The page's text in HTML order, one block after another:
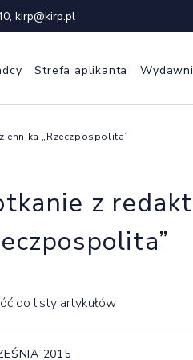
, kirp@kirp.pl
Strefa aplikanta
„Rzeczpospolita”
z
do listy artykułów
2015